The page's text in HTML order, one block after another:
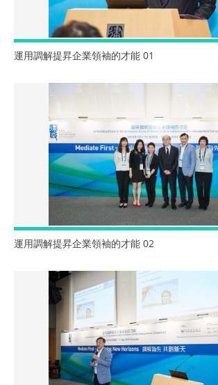
運用調解提昇企業領袖的才能 01
運用調解提昇企業領袖的才能 02